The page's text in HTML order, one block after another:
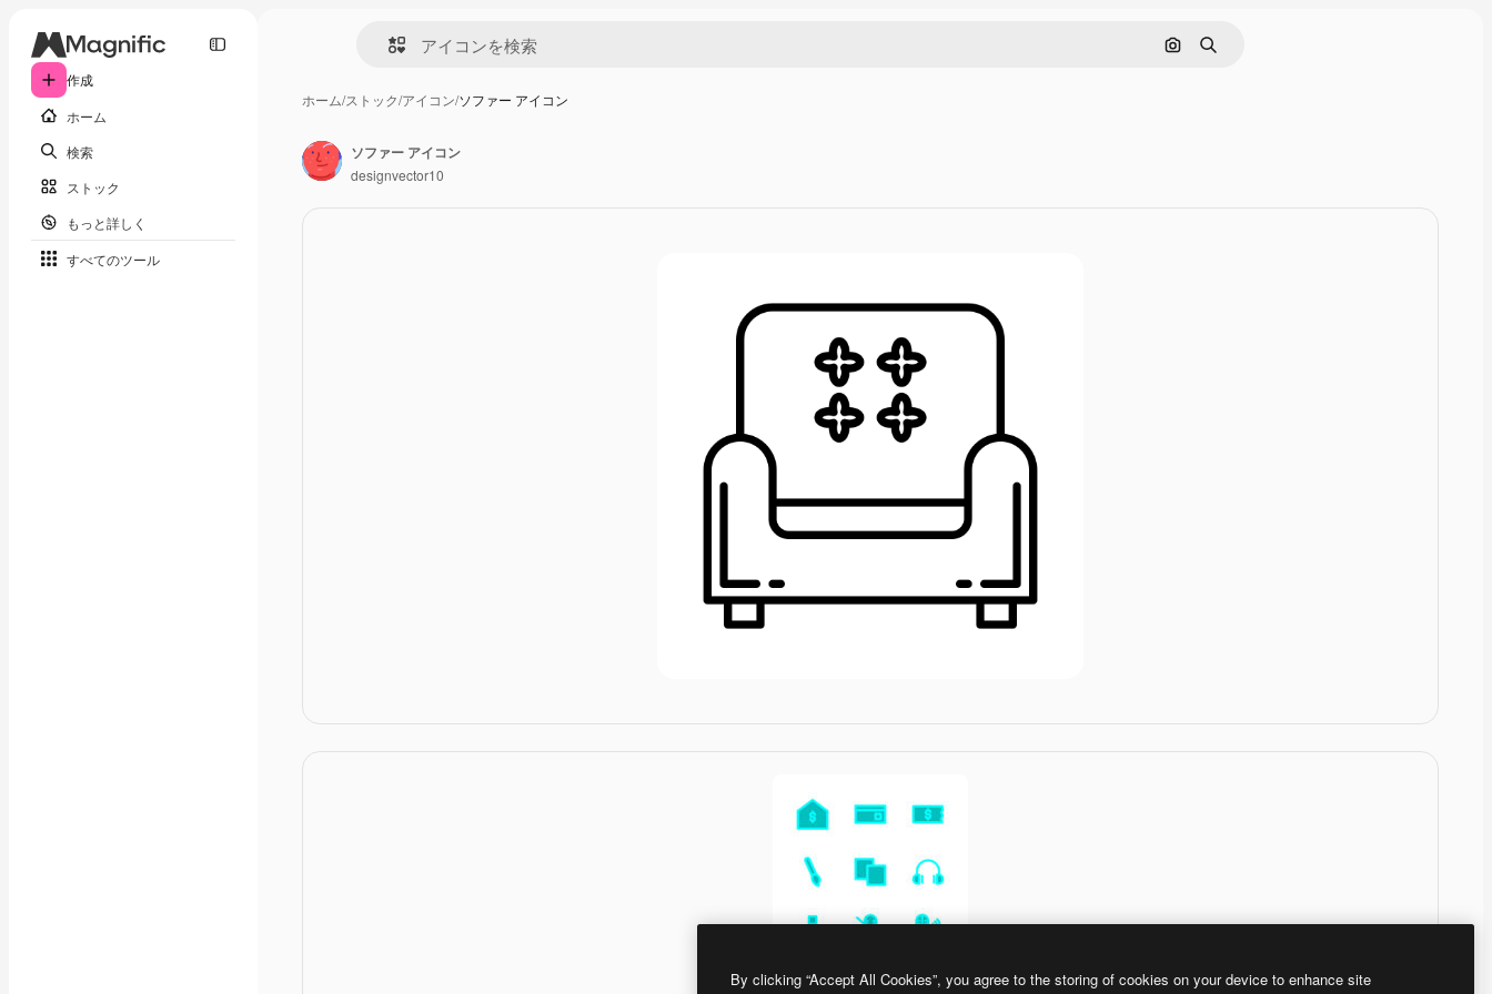
作成
ホーム
検索
ストック
もっと詳しく
すべてのツール
画像で検索
検索
ホーム/ストック/アイコン/ソファー アイコン
Generic Others
ソファー アイコン
designvector10
By clicking “Accept All Cookies”, you agree to the storing of cookies on your device to enhance site